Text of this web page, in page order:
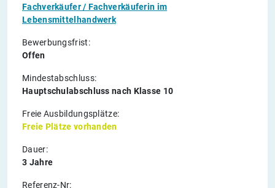
Fachverkäufer / Fachverkäuferin im
Lebensmittelhandwerk
Bewerbungsfrist:
Offen
Mindestabschluss:
Hauptschulabschluss nach Klasse 10
Freie Ausbildungsplätze:
Freie Plätze vorhanden
Dauer:
3 Jahre
Referenz-Nr: